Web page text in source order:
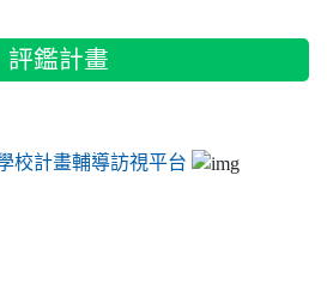
評鑑計畫
校計畫輔導訪視平台